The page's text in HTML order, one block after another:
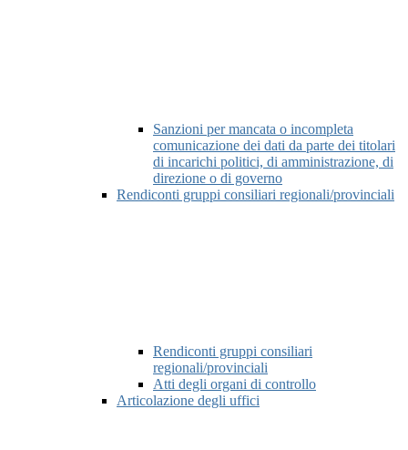
Sanzioni per mancata o incompleta
comunicazione dei dati da parte dei titolari
di incarichi politici, di amministrazione, di
direzione o di governo
Rendiconti gruppi consiliari regionali/provinciali
Rendiconti gruppi consiliari
regionali/provinciali
Atti degli organi di controllo
Articolazione degli uffici